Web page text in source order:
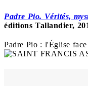
Padre Pio. Vérités,
éditions Tallandier,
Padre Pio : l'Église